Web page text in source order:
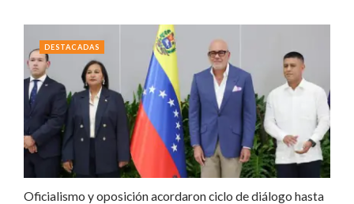
Oficialismo y oposición acordaron ciclo de diálogo hasta
DESTACADAS